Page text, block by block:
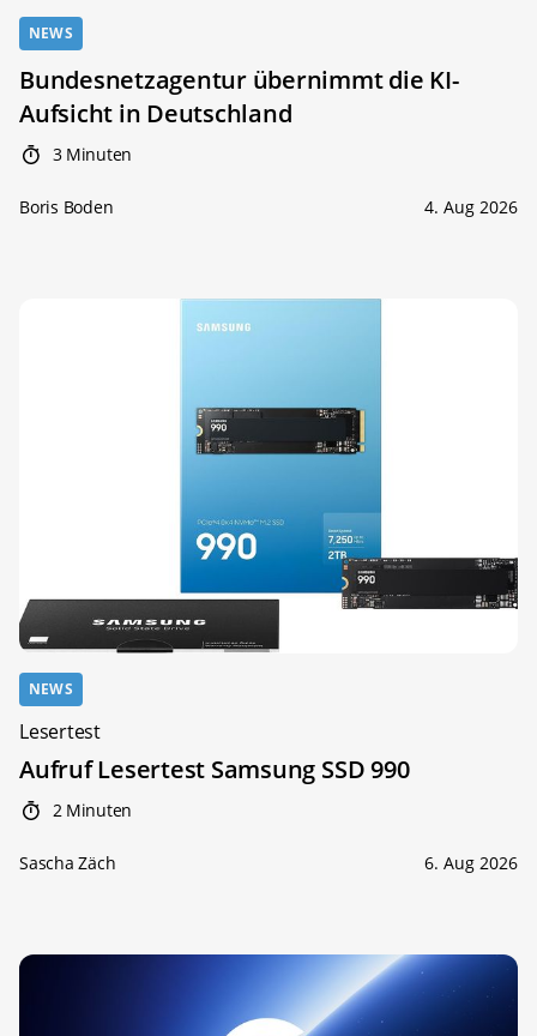
NEWS
Bundesnetzagentur übernimmt die KI-
Aufsicht in Deutschland
3 Minuten
Boris Boden 4. Aug 2026
NEWS
Lesertest
Aufruf Lesertest Samsung SSD 990
2 Minuten
Sascha Zäch 6. Aug 2026